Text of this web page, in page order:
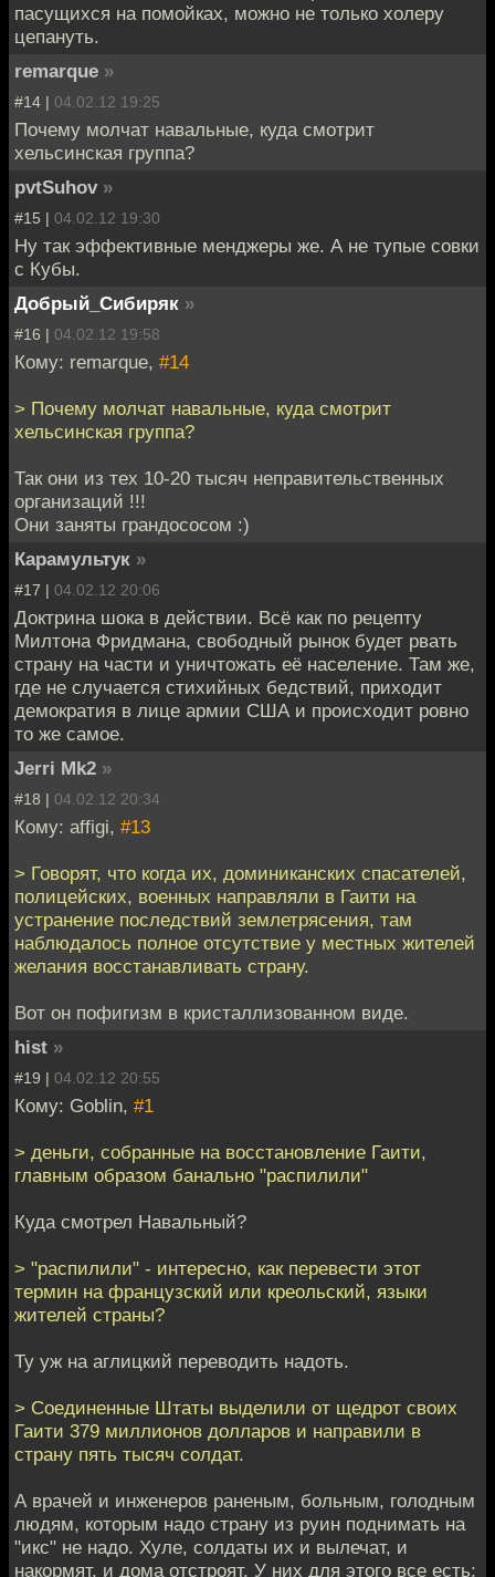
пасущихся на помойках, можно не только холеру
цепануть.
remarque »
#14 | 04.02.12 19:25
Почему молчат навальные, куда смотрит
хельсинская группа?
pvtSuhov »
#15 | 04.02.12 19:30
Ну так эффективные менджеры же. А не тупые совки
с Кубы.
Добрый_Сибиряк »
#16 | 04.02.12 19:58
Кому: remarque, #14
> Почему молчат навальные, куда смотрит
хельсинская группа?
Так они из тех 10-20 тысяч неправительственных
организаций !!!
Они заняты грандососом :)
Карамультук »
#17 | 04.02.12 20:06
Доктрина шока в действии. Всё как по рецепту
Милтона Фридмана, свободный рынок будет рвать
страну на части и уничтожать её население. Там же,
где не случается стихийных бедствий, приходит
демократия в лице армии США и происходит ровно
то же самое.
Jerri Mk2 »
#18 | 04.02.12 20:34
Кому: affigi, #13
> Говорят, что когда их, доминиканских спасателей,
полицейских, военных направляли в Гаити на
устранение последствий землетрясения, там
наблюдалось полное отсутствие у местных жителей
желания восстанавливать страну.
Вот он пофигизм в кристаллизованном виде.
hist »
#19 | 04.02.12 20:55
Кому: Goblin, #1
> деньги, собранные на восстановление Гаити,
главным образом банально "распилили"
Куда смотрел Навальный?
> "распилили" - интересно, как перевести этот
термин на французский или креольский, языки
жителей страны?
Ту уж на аглицкий переводить надоть.
> Соединенные Штаты выделили от щедрот своих
Гаити 379 миллионов долларов и направили в
страну пять тысяч солдат.
А врачей и инженеров раненым, больным, голодным
людям, которым надо страну из руин поднимать на
"икс" не надо. Хуле, солдаты их и вылечат, и
накормят, и дома отстроят. У них для этого все есть: